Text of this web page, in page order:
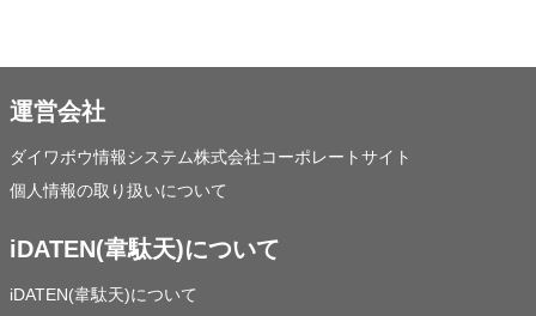
運営会社
ダイワボウ情報システム株式会社コーポレートサイト
個人情報の取り扱いについて
iDATEN(韋駄天)について
iDATEN(韋駄天)について